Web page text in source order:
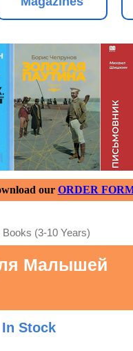
our ORDER
Books (3-10 Years)
Малышей
In Stock